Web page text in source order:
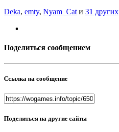
Deka, emty, Nyam_Cat и 31 других
Поделиться сообщением
Ссылка на сообщение
Поделиться на другие сайты